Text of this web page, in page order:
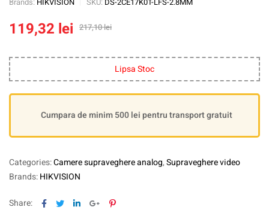
217,10lei
119,32 lei
Lipsa Stoc
Cumpara de minim 500 lei pentru transport gratuit
Categories:Camere supraveghere analog,Supraveghere video
Brands:HIKVISION
Share: Facebook
TwitterLinkedinGoogle+Pinterest